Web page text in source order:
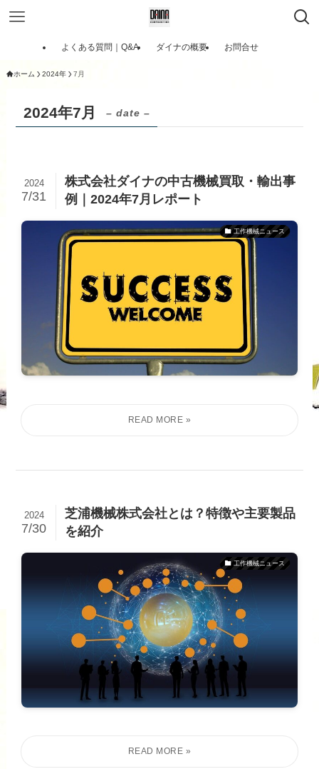
よくある質問｜Q&A ダイナの概要 お問合せ
ホーム 2024年 7月
2024年7月 – date –
株式会社ダイナの中古機械買取・輸出事
例｜2024年7月レポート
2024
7/31
工作機械ニュース
芝浦機械株式会社とは？特徴や主要製品
を紹介
2024
7/30
工作機械ニュース